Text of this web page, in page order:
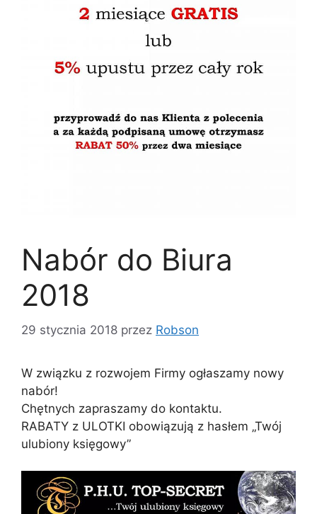
Nabór do Biura
2018
29 stycznia 2018 przez Robson
W związku z rozwojem Firmy ogłaszamy nowy
nabór!
Chętnych zapraszamy do kontaktu.
RABATY z ULOTKI obowiązują z hasłem „Twój
ulubiony księgowy”